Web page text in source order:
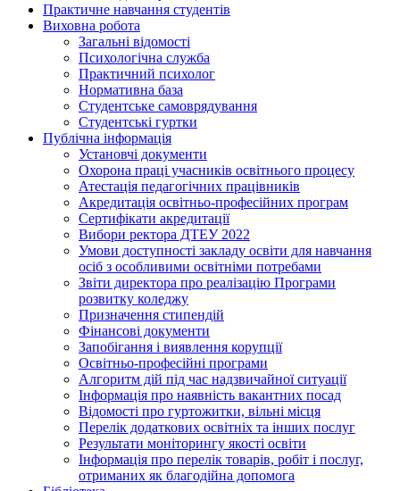
Практичне навчання студентів
Виховна робота
Загальні відомості
Психологічна служба
Практичний психолог
Нормативна база
Студентське самоврядування
Студентські гуртки
Публічна інформація
Установчі документи
Охорона праці учасників освітнього процесу
Атестація педагогічних працівників
Акредитація освітньо-професійних програм
Сертифікати акредитації
Вибори ректора ДТЕУ 2022
Умови доступності закладу освіти для навчання
осіб з особливими освітніми потребами
Звіти директора про реалізацію Програми
розвитку коледжу
Призначення стипендій
Фінансові документи
Запобігання і виявлення корупції
Освітньо-професійні програми
Алгоритм дій під час надзвичайної ситуації
Інформація про наявність вакантних посад
Відомості про гуртожитки, вільні місця
Перелік додаткових освітніх та інших послуг
Результати моніторингу якості освіти
Інформація про перелік товарів, робіт і послуг,
отриманих як благодійна допомога